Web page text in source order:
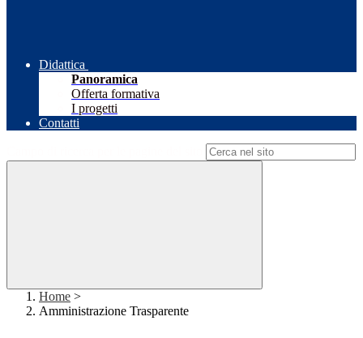
Didattica
Panoramica
Offerta formativa
I progetti
Contatti
Home >
Amministrazione Trasparente